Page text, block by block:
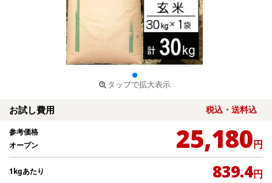
タップで拡大表示
お試し費用 税込・送料込
参考価格
オープン
25,180円
1kgあたり 839.4円